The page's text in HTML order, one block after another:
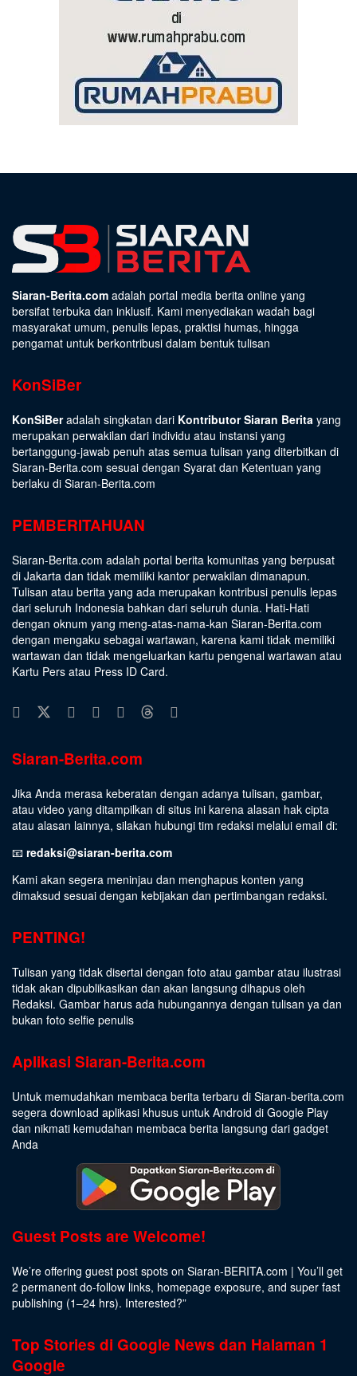
Siaran-Berita.com adalah portal media berita online yang
bersifat terbuka dan inklusif. Kami menyediakan wadah bagi
masyarakat umum, penulis lepas, praktisi humas, hingga
pengamat untuk berkontribusi dalam bentuk tulisan
KonSiBer
KonSiBeradalah singkatan dari Kontributor Siaran Berita yang
merupakan perwakilan dari individu atau instansi yang
bertanggung-jawab penuh atas semua tulisan yang diterbitkan di
Siaran-Berita.com sesuai dengan Syarat dan Ketentuan yang
berlaku di Siaran-Berita.com
PEMBERITAHUAN
Siaran-Berita.com adalah portal berita komunitas yang berpusat
di Jakarta dan tidak memiliki kantor perwakilan dimanapun.
Tulisan atau berita yang ada merupakan kontribusi penulis lepas
dari seluruh Indonesia bahkan dari seluruh dunia. Hati-Hati
dengan oknum yang meng-atas-nama-kan Siaran-Berita.com
dengan mengaku sebagai wartawan, karena kami tidak memiliki
wartawan dan tidak mengeluarkan kartu pengenal wartawan atau
Kartu Pers atau Press ID Card.
Siaran-Berita.com
Jika Anda merasa keberatan dengan adanya tulisan, gambar,
atau video yang ditampilkan di situs ini karena alasan hak cipta
atau alasan lainnya, silakan hubungi tim redaksi melalui email di:
📧 redaksi@siaran-berita.com
Kami akan segera meninjau dan menghapus konten yang
dimaksud sesuai dengan kebijakan dan pertimbangan redaksi.
PENTING!
Tulisan yang tidak disertai dengan foto atau gambar atau ilustrasi
tidak akan dipublikasikan dan akan langsung dihapus oleh
Redaksi. Gambar harus ada hubungannya dengan tulisan ya dan
bukan foto selfie penulis
Aplikasi Siaran-Berita.com
Untuk memudahkan membaca berita terbaru di Siaran-berita.com
segera download aplikasi khusus untuk Android di Google Play
dan nikmati kemudahan membaca berita langsung dari gadget
Anda
Guest Posts are Welcome!
We’re offering guest post spots on Siaran-BERITA.com | You’ll get
2 permanent do-follow links, homepage exposure, and super fast
publishing (1–24 hrs). Interested?”
Top Stories di Google News dan Halaman 1
Google